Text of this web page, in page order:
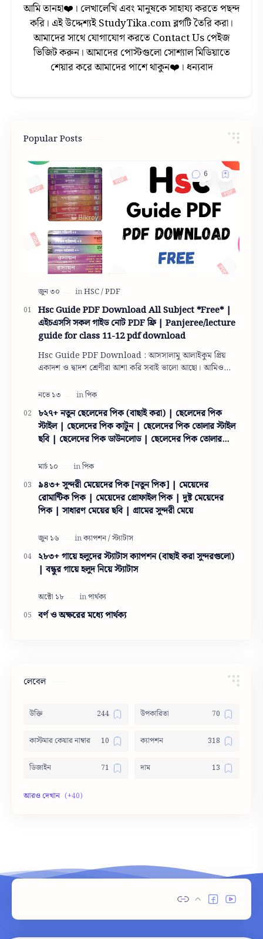
আমি তানহা❤️। লেখালেখি এবং মানুষকে সাহায্য করতে পছন্দ
করি। এই উদ্দেশ্যই StudyTika.com ব্লগটি তৈরি করা।
আমাদের সাথে যোগাযোগ করতে Contact Us পেইজ
ভিজিট করুন। আমাদের পোস্টগুলো সোশ্যাল মিডিয়াতে
শেয়ার করে আমাদের পাশে থাকুন❤️। ধন্যবাদ
Popular Posts
Hsc Guide PDF Download All Subject *Free* |
এইচএসসি সকল গাইড নোট PDF ফ্রি | Panjeree/lecture
guide for class 11-12 pdf download
Hsc Guide PDF Download : আসসালামু আলাইকুম প্রিয়
একাদশ ও দ্বাদশ শ্রেণীরা আশা করি সবাই ভালো আছো। আমিও
৮২৭+ নতুন ছেলেদের পিক (বাছাই করা) | ছেলেদের পিক
স্টাইল | ছেলেদের পিক কাটুন | ছেলেদের পিক তোলার স্টাইল
ছবি | ছেলেদের পিক ডাউনলোড | ছেলেদের পিক তোলার
৯৪৩+ সুন্দরী মেয়েদের পিক [নতুন পিক] | মেয়েদের
রোমান্টিক পিক | মেয়েদের প্রোফাইল পিক | দুষ্ট মেয়েদের
পিক | সাধারণ মেয়ের ছবি | গ্রামের সুন্দরী মেয়ে
২৮৩+ গায়ে হলুদের স্ট্যাটাস ক্যাপশন (বাছাই করা সুন্দরগুলো)
| বন্ধুর গায়ে হলুদ নিয়ে স্ট্যাটাস
বর্ণ ও অক্ষরের মধ্যে পার্থক্য
লেবেল
উক্তি উপকারিতা
কাস্টমার কেয়ার নাম্বার ক্যাপশন
ডিজাইন দাম
দোয়া
ভাবসম্প্রসারণ মেডিসিন